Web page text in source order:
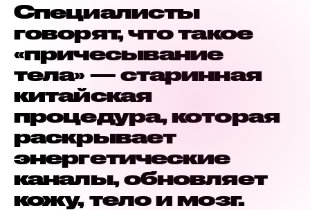
Специалисты
говорят, что такое
«причесывание
тела» — старинная
китайская
процедура, которая
раскрывает
энергетические
каналы, обновляет
кожу, тело и мозг.